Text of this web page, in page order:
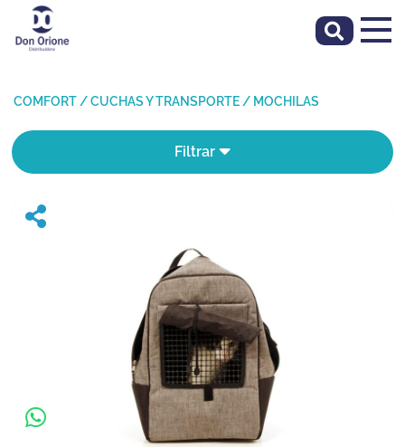
COMFORT /CUCHAS Y TRANSPORTE / MOCHILAS
Filtrar